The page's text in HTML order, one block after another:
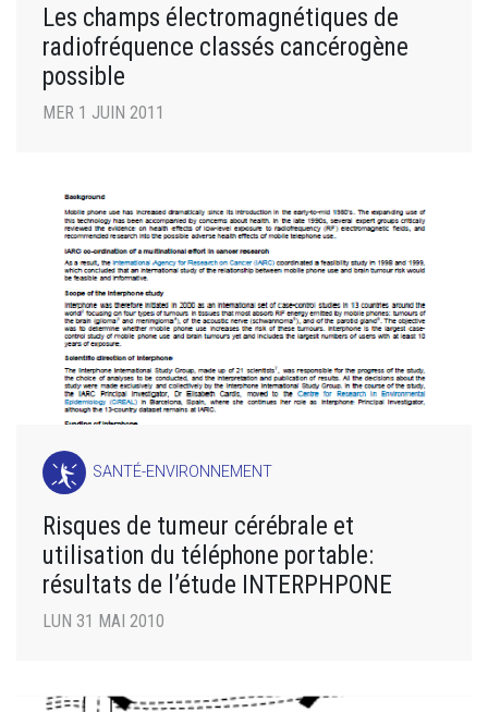
Les champs électromagnétiques de
radiofréquence classés cancérogène
possible
MER 1 JUIN 2011
SANTÉ-ENVIRONNEMENT
Risques de tumeur cérébrale et
utilisation du téléphone portable:
résultats de l’étude INTERPHPONE
LUN 31 MAI 2010